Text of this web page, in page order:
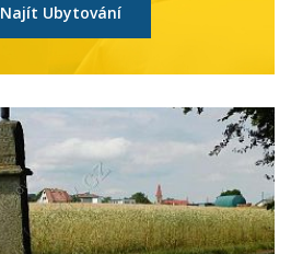
Najít Ubytování